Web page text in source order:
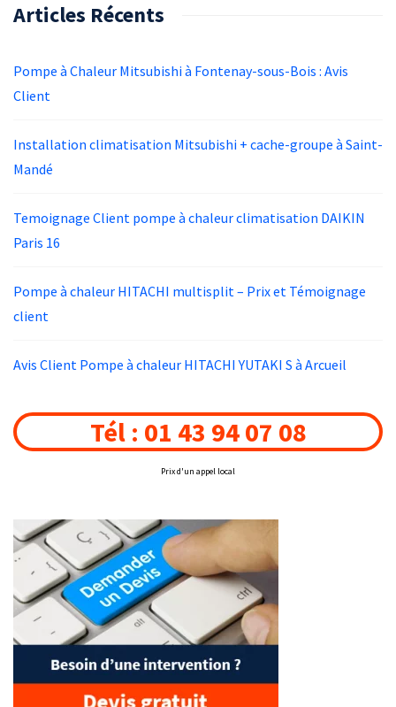
Articles Récents
Pompe à Chaleur Mitsubishi à Fontenay-sous-Bois : Avis
Client
Installation climatisation Mitsubishi + cache-groupe à Saint-
Mandé
Temoignage Client pompe à chaleur climatisation DAIKIN
Paris 16
Pompe à chaleur HITACHI multisplit – Prix et Témoignage
client
Avis Client Pompe à chaleur HITACHI YUTAKI S à Arcueil
Tél : 01 43 94 07 08
Prix d'un appel local